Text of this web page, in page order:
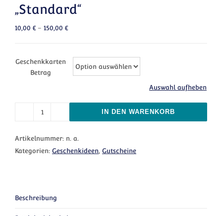
„Standard“
10,00 €– 150,00 €
Geschenkkarten
Betrag
Auswahl aufheben
Geschenkgutschein E-Mail "Standard" Menge
IN DEN WARENKORB
Artikelnummer: n. a.
Kategorien: Geschenkideen, Gutscheine
Beschreibung